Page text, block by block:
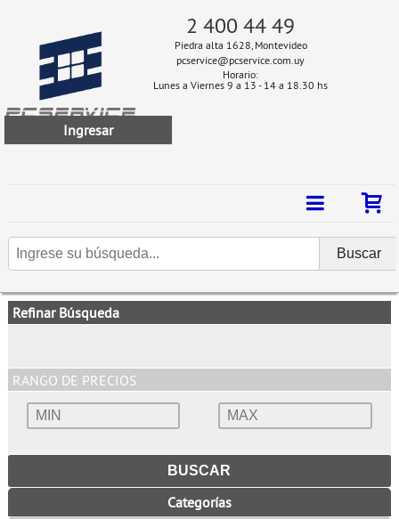
2 400 44 49
Piedra alta 1628, Montevideo
pcservice@pcservice.com.uy
Horario:
Lunes a Viernes 9 a 13 - 14 a 18.30 hs
Ingresar
Refinar Búsqueda
RANGO DE PRECIOS
Categorías